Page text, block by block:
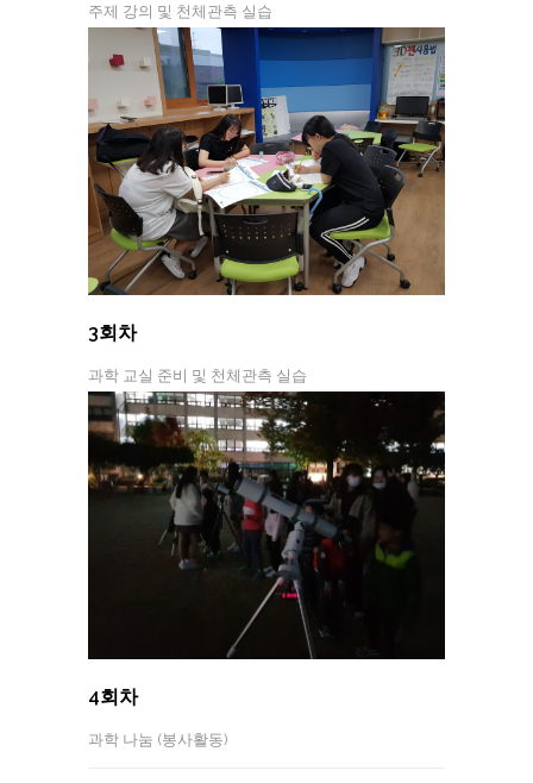
주제 강의 및 천체관측 실습
3회차
과학 교실 준비 및 천체관측 실습
4회차
과학 나눔 (봉사활동)